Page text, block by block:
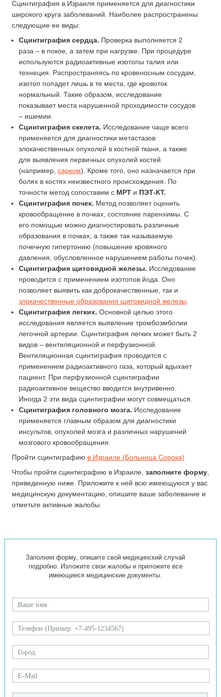
Сцинтиграфия в Израиля применяется для диагностики
широкого круга заболеваний. Наиболее распространены
следующие ее виды:
Сцинтиграфия сердца. Проверка выполняется 2
раза – в покое, а затем при нагрузке. При процедуре
используются радиоактивные изотопы талия или
технеция. Распространяясь по кровеносным сосудам,
изотоп попадет лишь в те места, где кровоток
нормальный. Такие образом, исследование
показывает места нарушенной проходимости сосудов
– ишемии.
Сцинтиграфия скелета. Исследование чаще всего
применяется для диагностики метастазов
злокачественных опухолей в костной ткани, а также
для выявления первичных опухолей костей
(например, сарком). Кроме того, оно назначается при
болях в костях неизвестного происхождения. По
точности метод сопоставим с МРТи ПЭТ-КТ.
Сцинтиграфия почек. Метод позволяет оценить
кровообращение в почках, состояние паренхимы. С
его помощью можно диагностировать различные
образования в почках, а также так называемую
почечную гипертонию (повышение кровяного
давления, обусловленное нарушением работы почек).
Сцинтиграфия щитовидной железы. Исследование
проводится с применением изотопов йода. Оно
позволяет выявить как доброкачественные, так и
злокачественные образования щитовидной железы
Сцинтиграфия легких. Основной целью этого
исследования является выявление тромбоэмболии
легочной артерии. Сцинтиграфия легких может быть 2
видов – вентиляционной и перфузионной.
Вентиляционная сцинтиграфия проводится с
применением радиоактивного газа, который вдыхает
пациент. При перфузионной сцинтиграфии
радиоактивное вещество вводится внутривенно.
Иногда 2 эти вида сцинтиграфии могут совмещаться.
Сцинтиграфия головного мозга. Исследование
применяется главным образом для диагностики
инсультов, опухолей мозга и различных нарушений
мозгового кровообращения.
Пройти сцинтиграфию в Израиле (Больница Сорока)
Чтобы пройти сцинтиграфию в Израиле, заполните форму,
приведенную ниже. Приложите к ней всю имеющуюся у вас
медицинскую документацию, опишите ваше заболевание и
отметьте активные жалобы.
Заполняя форму, опишите свой медицинский случай
подробно. Изложите свои жалобы и приложите все
имеющиеся медицинские документы.